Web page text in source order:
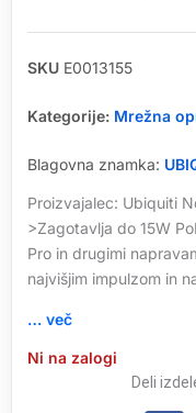
SKU E0013155
Kategorije: Mrežna
Blagovna znamka:
Proizvajalec: Ubiquiti
>Zagotavlja do 15W
Pro in drugimi
najvišjim impulzom in
… več
Ni na zalogi
Deli